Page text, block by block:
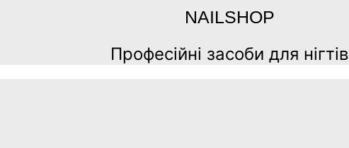
NAILSHOP
Професійні засоби для нігтів